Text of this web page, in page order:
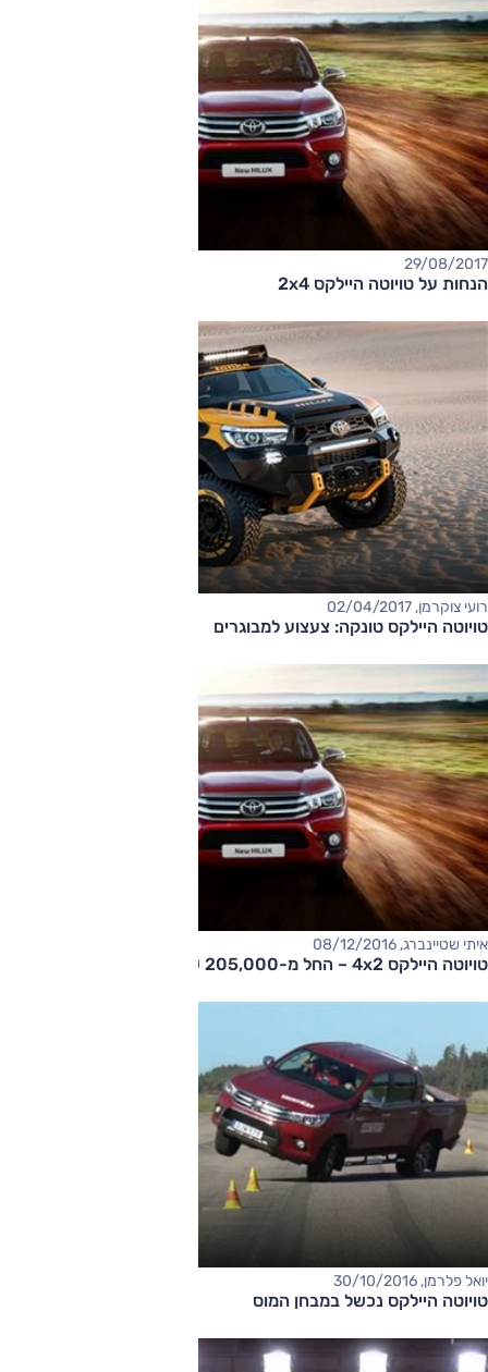
29/08/2017
הנחות על טויוטה היילקס 2x4
רועי צוקרמן, 02/04/2017
טויוטה היילקס טונקה: צעצוע למבוגרים
איתי שטיינברג, 08/12/2016
טויוטה היילקס 4x2 – החל מ-205,000 שקלים
יואל פלרמן, 30/10/2016
טויוטה היילקס נכשל במבחן המוס